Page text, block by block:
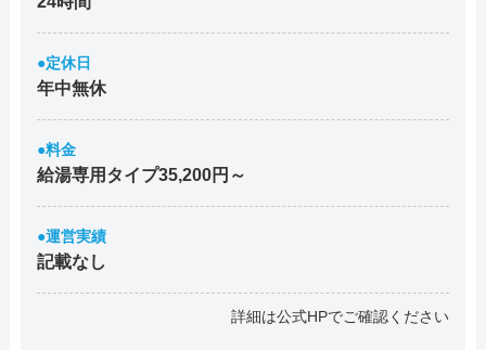
●定休日
年中無休
●料金
給湯専用タイプ35,200円～
●運営実績
記載なし
詳細は公式HPでご確認ください